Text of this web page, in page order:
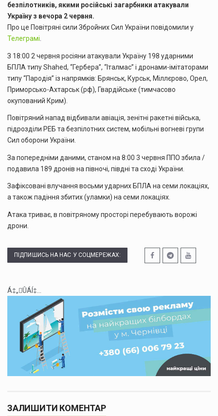
безпілотників, якими російські загарбники атакували
Україну з вечора 2 червня.
Про це Повітряні сили Збройних Сил України повідомили у
Телеграмі
З 18:00 2 червня росіяни атакували Україну 198 ударними
БПЛА типу Shahed, “Гербера”, “Італмас” і дронами-імітаторами
типу “Пародія” із напрямків: Брянськ, Курськ, Міллєрово, Орел,
Приморсько-Ахтарськ (рф), Гвардійське (тимчасово
окупований Крим).
Повітряний напад відбивали авіація, зенітні ракетні війська,
підрозділи РЕБ та безпілотних систем, мобільні вогневі групи
Сил оборони України.
За попередніми даними, станом на 8:00 3 червня ППО збила /
подавила 189 дронів на півночі, півдні та сході України.
Зафіксовані влучання восьми ударних БПЛА на семи локаціях,
а також падіння збитих (уламки) на семи локаціях.
Атака триває, в повітряному просторі перебувають ворожі
дрони.
ПІДПИШИСЬ НА НАС У СОЦМЕРЕЖАХ:
Á‡„ÛÁÍ‡...
ЗАЛИШИТИ КОМЕНТАР